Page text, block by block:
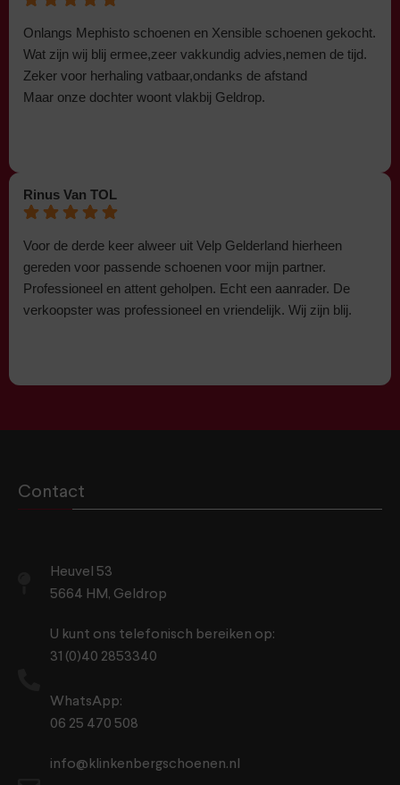
Onlangs Mephisto schoenen en Xensible schoenen gekocht.
Wat zijn wij blij ermee,zeer vakkundig advies,nemen de tijd.
Zeker voor herhaling vatbaar,ondanks de afstand
Maar onze dochter woont vlakbij Geldrop.
Rinus Van TOL
Voor de derde keer alweer uit Velp Gelderland hierheen
gereden voor passende schoenen voor mijn partner.
Professioneel en attent geholpen. Echt een aanrader. De
verkoopster was professioneel en vriendelijk. Wij zijn blij.
Contact
Heuvel 53
5664 HM, Geldrop
U kunt ons telefonisch bereiken op:
31 (0)40 2853340
WhatsApp:
06 25 470 508
info@klinkenbergschoenen.nl